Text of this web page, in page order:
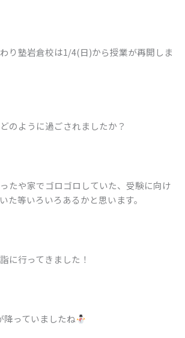
り塾岩倉校は1/4(日)から授業が再開しま
のように過ごされましたか？
たや家でゴロゴロしていた、受験に向け
た等いろいろあるかと思います。
に行ってきました！
っていましたね